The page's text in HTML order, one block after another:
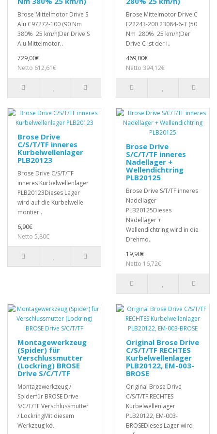
Brose Mittelmotor Drive S
Alu C97272-100 (90 Nm
380% 25 km/h)Der Drive S
Alu Mittelmotor..
729,00€
Netto 612,61€
Brose Mittelmotor Drive C
E22243-200 23084-6-T (50
Nm 280% 25 km/h)Der
Drive C ist der i..
469,00€
Netto 394,12€
Brose Drive
C/S/T/TF inneres
Kurbelwellenlager
PLB20123
Brose Drive C/S/T/TF
inneres Kurbelwellenlager
PLB20123Dieses Lager
wird auf die Kurbelwelle
montier..
6,90€
Netto 5,80€
Brose Drive
S/C/T/TF inneres
Nadellager +
Wellendichtring
PLB20125
Brose Drive S/T/TF inneres
Nadellager
PLB20125Dieses
Nadellager +
Wellendichtring wird in die
Drehmo..
19,90€
Netto 16,72€
Montagewerkzeug
(Spider) für
Verschlussmutter
(Lockring) BROSE
Drive S/C/T/TF
Montagewerkzeug /
Spiderfür BROSE Drive
S/C/T/TF Verschlussmutter
/ LockringMit diesem
Werkzeug kö..
Original Brose Drive
C/S/T/TF RECHTES
Kurbelwellenlager
PLB20122, EM-003-
BROSE
Original Brose Drive
C/S/T/TF RECHTES
Kurbelwellenlager
PLB20122, EM-003-
BROSEDieses Lager wird